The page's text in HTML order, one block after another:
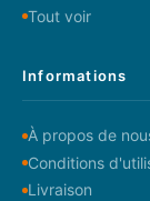
Tout voir
Informations
À propos de
Conditions
Livraison